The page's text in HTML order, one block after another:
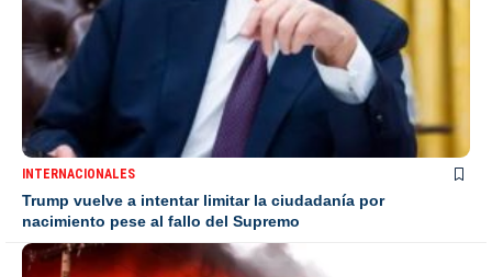
INTERNACIONALES
Trump vuelve a intentar limitar la ciudadanía por
nacimiento pese al fallo del Supremo